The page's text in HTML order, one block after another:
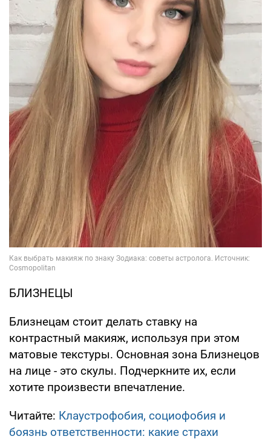
БЛИЗНЕЦЫ
Близнецам стоит делать ставку на
контрастный макияж, используя при этом
матовые текстуры. Основная зона Близнецов
на лице - это скулы. Подчеркните их, если
хотите произвести впечатление.
Читайте: Клаустрофобия, социофобия и
боязнь ответственности: какие страхи